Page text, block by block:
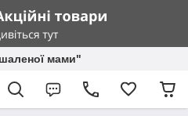
мами"